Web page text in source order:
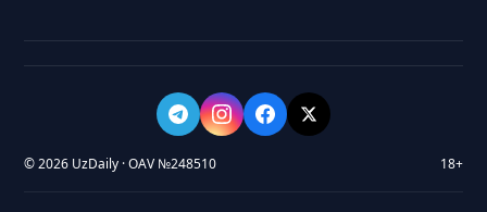
© 2026 UzDaily · OAV №248510 18+